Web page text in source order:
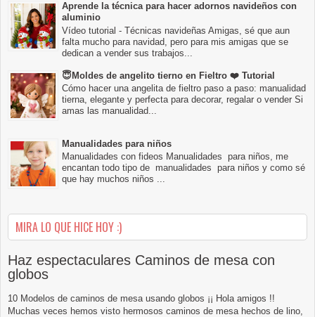
Aprende la técnica para hacer adornos navideños con
aluminio
Vídeo tutorial - Técnicas navideñas Amigas, sé que aun
falta mucho para navidad, pero para mis amigas que se
dedican a vender sus trabajos...
😇Moldes de angelito tierno en Fieltro ❤️ Tutorial
Cómo hacer una angelita de fieltro paso a paso: manualidad
tierna, elegante y perfecta para decorar, regalar o vender Si
amas las manualidad...
Manualidades para niños
Manualidades con fideos Manualidades para niños, me
encantan todo tipo de manualidades para niños y como sé
que hay muchos niños ...
MIRA LO QUE HICE HOY :)
Haz espectaculares Caminos de mesa con
globos
10 Modelos de caminos de mesa usando globos ¡¡ Hola amigos !!
Muchas veces hemos visto hermosos caminos de mesa hechos de lino,